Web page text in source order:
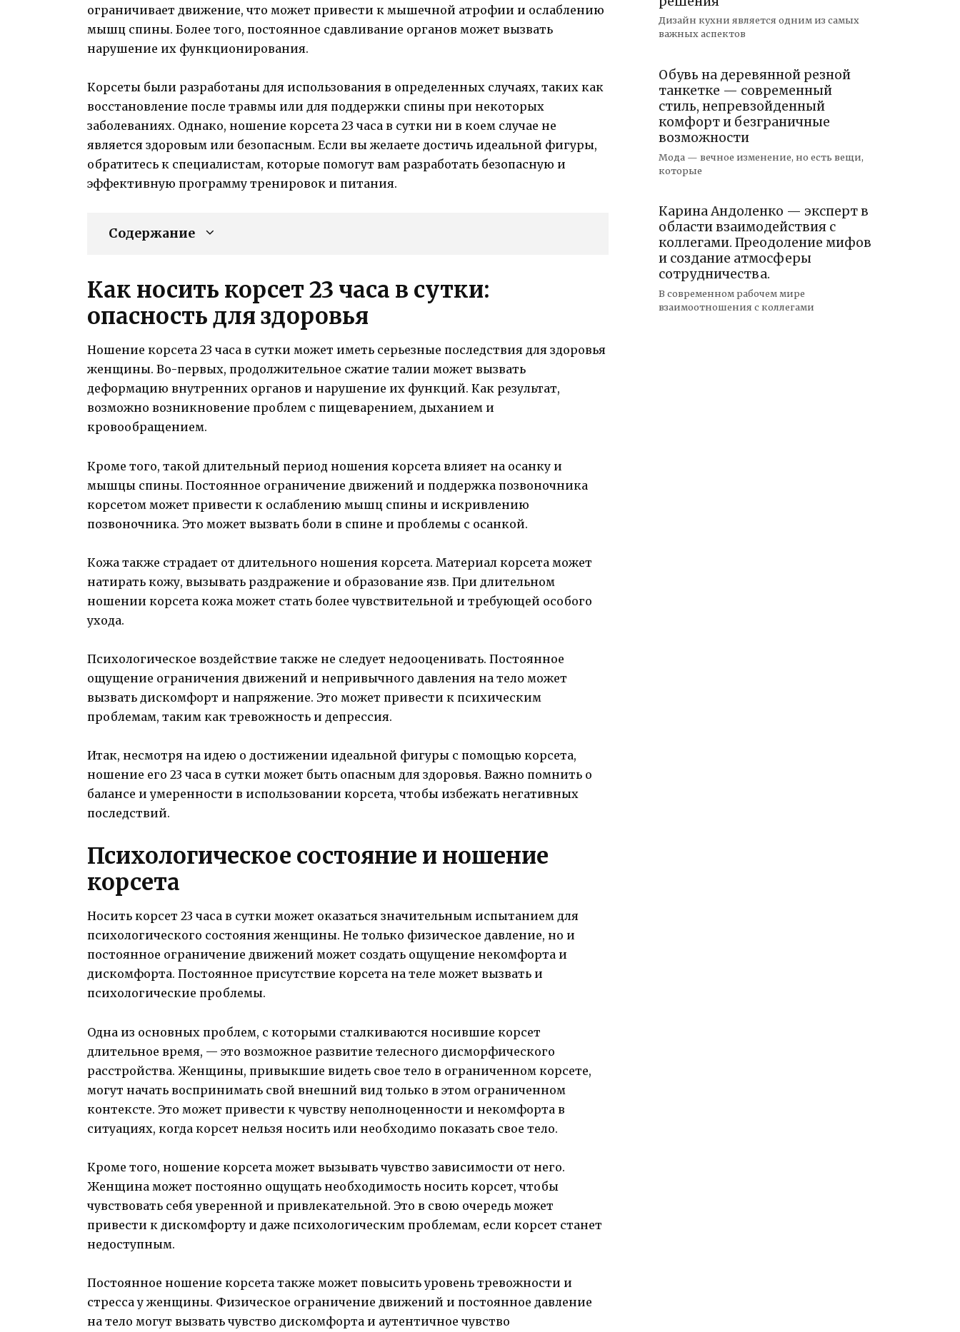
ограничивает движение, что может привести к мышечной атрофии и ослаблению
мышц спины. Более того, постоянное сдавливание органов может вызвать
нарушение их функционирования.
Корсеты были разработаны для использования в определенных случаях, таких как
восстановление после травмы или для поддержки спины при некоторых
заболеваниях. Однако, ношение корсета 23 часа в сутки ни в коем случае не
является здоровым или безопасным. Если вы желаете достичь идеальной фигуры,
обратитесь к специалистам, которые помогут вам разработать безопасную и
эффективную программу тренировок и питания.
Содержание
Как носить корсет 23 часа в сутки:
опасность для здоровья
Ношение корсета 23 часа в сутки может иметь серьезные последствия для здоровья
женщины. Во-первых, продолжительное сжатие талии может вызвать
деформацию внутренних органов и нарушение их функций. Как результат,
возможно возникновение проблем с пищеварением, дыханием и
кровообращением.
Кроме того, такой длительный период ношения корсета влияет на осанку и
мышцы спины. Постоянное ограничение движений и поддержка позвоночника
корсетом может привести к ослаблению мышц спины и искривлению
позвоночника. Это может вызвать боли в спине и проблемы с осанкой.
Кожа также страдает от длительного ношения корсета. Материал корсета может
натирать кожу, вызывать раздражение и образование язв. При длительном
ношении корсета кожа может стать более чувствительной и требующей особого
ухода.
Психологическое воздействие также не следует недооценивать. Постоянное
ощущение ограничения движений и непривычного давления на тело может
вызвать дискомфорт и напряжение. Это может привести к психическим
проблемам, таким как тревожность и депрессия.
Итак, несмотря на идею о достижении идеальной фигуры с помощью корсета,
ношение его 23 часа в сутки может быть опасным для здоровья. Важно помнить о
балансе и умеренности в использовании корсета, чтобы избежать негативных
последствий.
Психологическое состояние и ношение
корсета
Носить корсет 23 часа в сутки может оказаться значительным испытанием для
психологического состояния женщины. Не только физическое давление, но и
постоянное ограничение движений может создать ощущение некомфорта и
дискомфорта. Постоянное присутствие корсета на теле может вызвать и
психологические проблемы.
Одна из основных проблем, с которыми сталкиваются носившие корсет
длительное время, — это возможное развитие телесного дисморфического
расстройства. Женщины, привыкшие видеть свое тело в ограниченном корсете,
могут начать воспринимать свой внешний вид только в этом ограниченном
контексте. Это может привести к чувству неполноценности и некомфорта в
ситуациях, когда корсет нельзя носить или необходимо показать свое тело.
Кроме того, ношение корсета может вызывать чувство зависимости от него.
Женщина может постоянно ощущать необходимость носить корсет, чтобы
чувствовать себя уверенной и привлекательной. Это в свою очередь может
привести к дискомфорту и даже психологическим проблемам, если корсет станет
недоступным.
Постоянное ношение корсета также может повысить уровень тревожности и
стресса у женщины. Физическое ограничение движений и постоянное давление
на тело могут вызвать чувство дискомфорта и аутентичное чувство
Дизайн кухни является одним из самых
важных аспектов
Обувь на деревянной резной
танкетке — современный
стиль, непревзойденный
комфорт и безграничные
возможности
Мода — вечное изменение, но есть вещи,
которые
Карина Андоленко — эксперт в
области взаимодействия с
коллегами. Преодоление мифов
и создание атмосферы
сотрудничества.
В современном рабочем мире
взаимоотношения с коллегами